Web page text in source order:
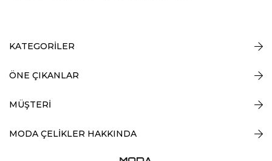
KATEGORİLER
ÖNE ÇIKANLAR
MÜŞTERİ
MODA ÇELİKLER HAKKINDA